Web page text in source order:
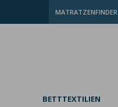
MATRATZENFINDER
BETTTEXTILIEN